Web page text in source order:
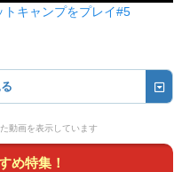
トキャンプをプレイ#5
動画を表示しています
め特集！